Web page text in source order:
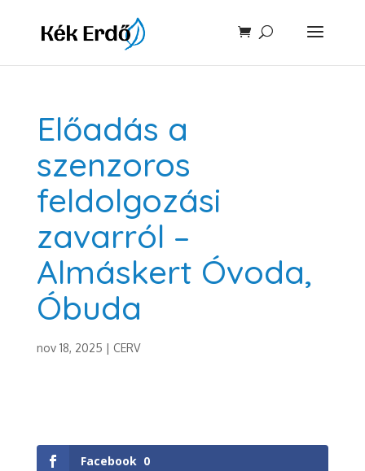
Előadás a
szenzoros
feldolgozási
zavarról –
Almáskert Óvoda,
Óbuda
nov 18, 2025 | CERV
Facebook 0